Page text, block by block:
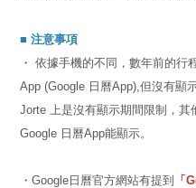
■ 注意事項
・ 依據手機的不同，數年前的行
App (Google 日曆App),但沒有顯
Jorte 上是沒有顯示期間限制，
Google 日曆App能顯示。
・Google日曆官方網站有提到 「